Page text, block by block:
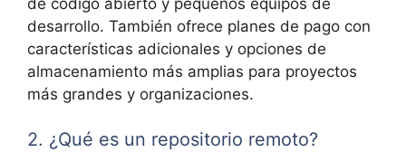
desarrollo. También ofrece planes de pago con
características adicionales y opciones de
almacenamiento más amplias para proyectos
más grandes y organizaciones.
2. ¿Qué es un repositorio remoto?